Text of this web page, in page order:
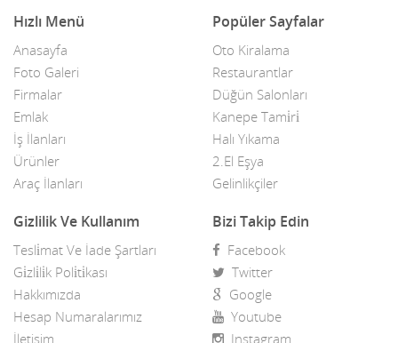
Hızlı Menü
Anasayfa
Foto Galeri
Firmalar
Emlak
İş İlanları
Ürünler
Araç İlanları
Popüler Sayfalar
Oto Kiralama
Restaurantlar
Düğün Salonları
Kanepe Tami̇ri̇
Halı Yıkama
2.El Eşya
Gelinlikçiler
Gizlilik Ve Kullanım
Tesli̇mat Ve İade Şartları
Gi̇zli̇li̇k Poli̇ti̇kası
Hakkımızda
Hesap Numaralarımız
İletişim
Bizi Takip Edin
Facebook
Twitter
Google
Youtube
Instagram